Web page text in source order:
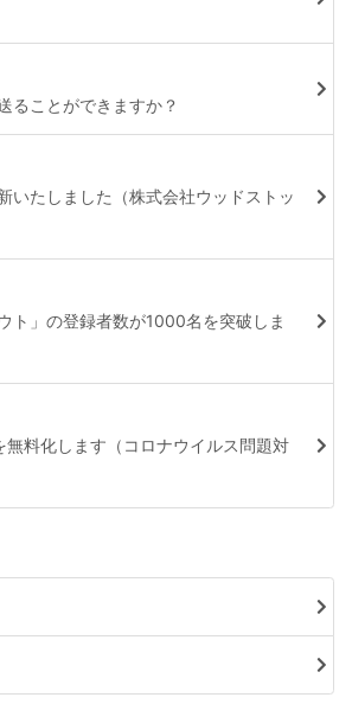
ることができますか？
いたしました（株式会社ウッドストッ
ト」の登録者数が1000名を突破しま
料化します（コロナウイルス問題対